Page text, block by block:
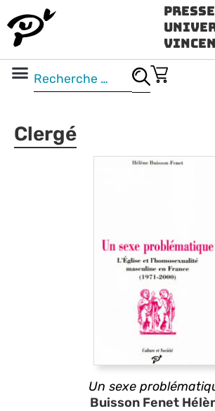
Clergé
Un sexe
Buisson Fenet